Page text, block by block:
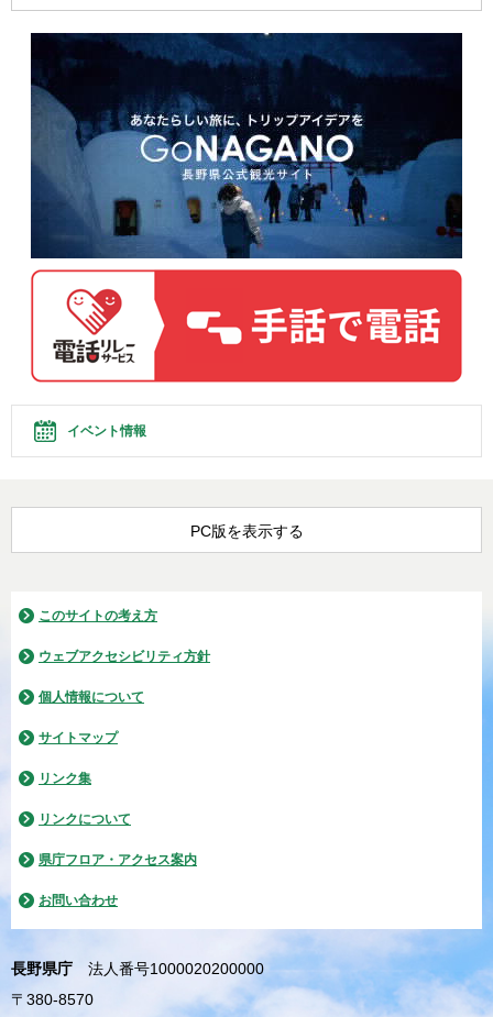
イベント情報
PC版を表示する
このサイトの考え方
ウェブアクセシビリティ方針
個人情報について
サイトマップ
リンク集
リンクについて
県庁フロア・アクセス案内
お問い合わせ
長野県庁
法人番号1000020200000
〒380-8570